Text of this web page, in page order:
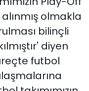
olmakla
bilinçli
diyen
futbol